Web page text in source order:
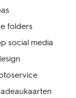
folders
social media